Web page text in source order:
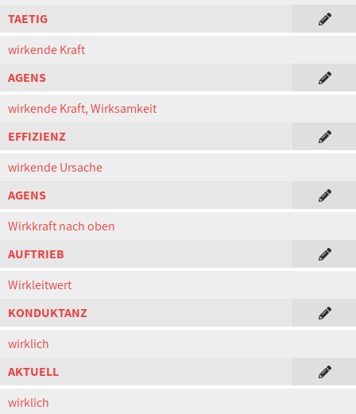
TAETIG
wirkende Kraft
AGENS
wirkende Kraft, Wirksamkeit
EFFIZIENZ
wirkende Ursache
AGENS
Wirkkraft nach oben
AUFTRIEB
Wirkleitwert
KONDUKTANZ
wirklich
AKTUELL
wirklich